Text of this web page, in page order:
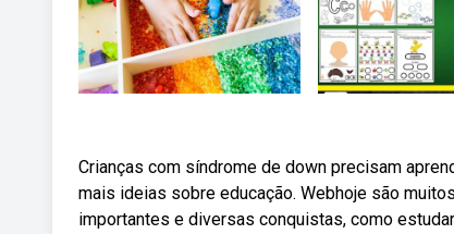
Crianças com síndrome de down precisam
mais ideias sobre educação. Webhoje são
importantes e diversas conquistas, como